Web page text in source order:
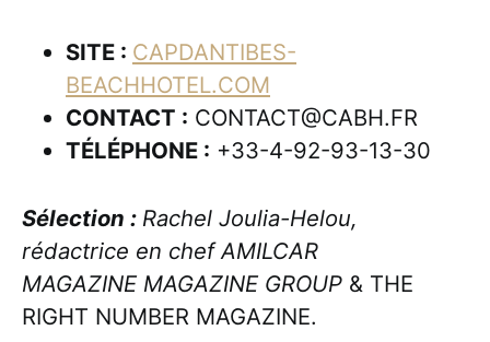
SITE : CAPDANTIBES-
BEACHHOTEL.COM
CONTACT : CONTACT@CABH.FR
TÉLÉPHONE : +33-4-92-93-13-30
Sélection : Rachel Joulia-Helou,
rédactrice en chef AMILCAR
MAGAZINE MAGAZINE GROUP & THE
RIGHT NUMBER MAGAZINE.